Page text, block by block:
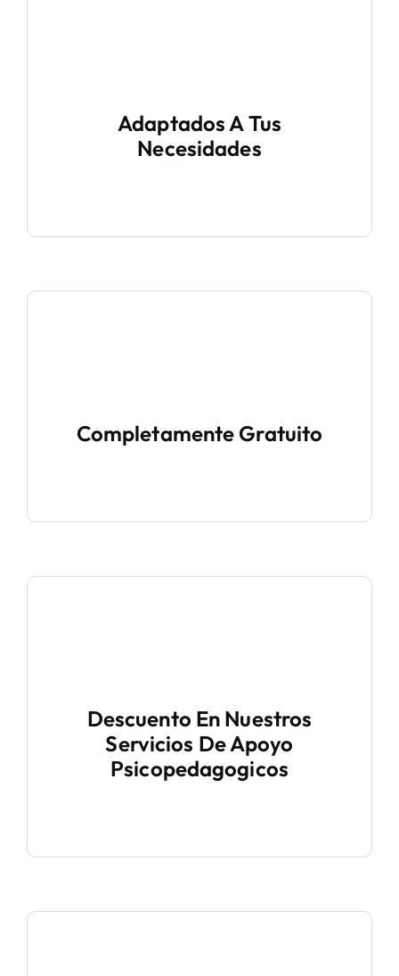
Adaptados A Tus
Necesidades
Completamente Gratuito
Descuento En Nuestros
Servicios De Apoyo
Psicopedagogicos